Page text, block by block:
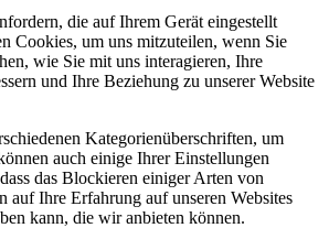
die auf Ihrem Gerät eingestellt
Cookies, um uns mitzuteilen, wenn Sie
wie Sie mit uns interagieren, Ihre
und Ihre Beziehung zu unserer Website
Kategorienüberschriften, um
auch einige Ihrer Einstellungen
das Blockieren einiger Arten von
auf Ihre Erfahrung auf unseren Websites
kann, die wir anbieten können.